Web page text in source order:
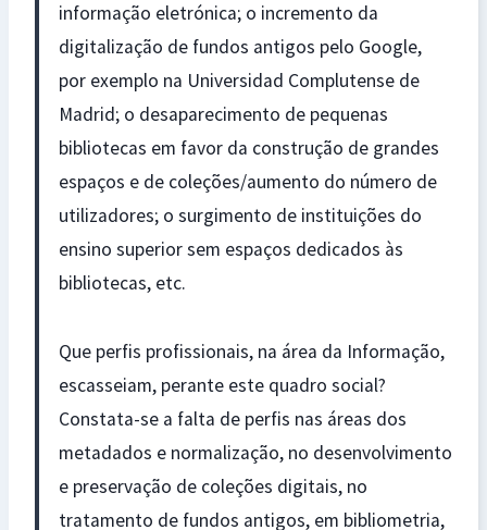
informação eletrónica; o incremento da
digitalização de fundos antigos pelo Google,
por exemplo na Universidad Complutense de
Madrid; o desaparecimento de pequenas
bibliotecas em favor da construção de grandes
espaços e de coleções/aumento do número de
utilizadores; o surgimento de instituições do
ensino superior sem espaços dedicados às
bibliotecas, etc.
Que perfis profissionais, na área da Informação,
escasseiam, perante este quadro social?
Constata-se a falta de perfis nas áreas dos
metadados e normalização, no desenvolvimento
e preservação de coleções digitais, no
tratamento de fundos antigos, em bibliometria,